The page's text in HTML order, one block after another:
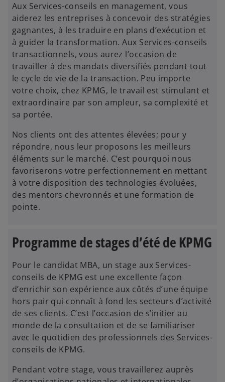
Aux Services-conseils en management, vous
aiderez les entreprises à concevoir des stratégies
gagnantes, à les traduire en plans d’exécution et
à guider la transformation. Aux Services-conseils
transactionnels, vous aurez l’occasion de
travailler à des mandats diversifiés pendant tout
le cycle de vie de la transaction. Peu importe
votre choix, chez KPMG, le travail est stimulant et
extraordinaire par son ampleur, sa complexité et
sa portée.
Nos clients ont des attentes élevées; pour y
répondre, nous leur proposons les meilleurs
éléments sur le marché. C’est pourquoi nous
favoriserons votre perfectionnement en mettant
à votre disposition des technologies évoluées,
des mentors chevronnés et une formation de
pointe.
Programme de stages d’été de KPMG
Pour le candidat MBA, un stage aux Services-
conseils de KPMG est une excellente façon
d’enrichir son expérience aux côtés d’une équipe
hors pair qui connaît à fond les secteurs d’activité
de ses clients. C’est l’occasion de s’initier au
monde de la consultation et de se familiariser
avec le quotidien des professionnels des Services-
conseils de KPMG.
Pendant votre stage, vous travaillerez auprès